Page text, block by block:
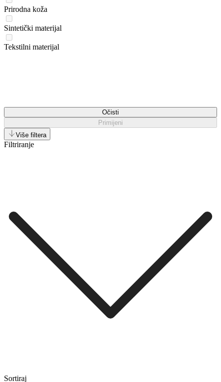
Prirodna koža
Sintetički materijal
Tekstilni materijal
Očisti
Primijeni
Više filtera
Filtriranje
Sortiraj